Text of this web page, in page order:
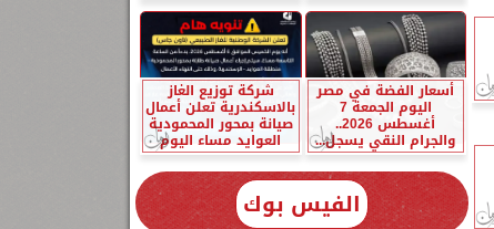
أسعار الفضة في مصر
اليوم الجمعة 7
أغسطس 2026..
والجرام النقي يسجل...
شركة توزيع الغاز
بالاسكندرية تعلن أعمال
صيانة بمحور المحمودية
العوايد مساء اليوم
الفيس بوك